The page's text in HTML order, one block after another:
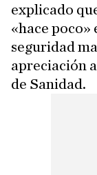
explicado
«hace poco»
seguridad
apreciación
de Sanidad.